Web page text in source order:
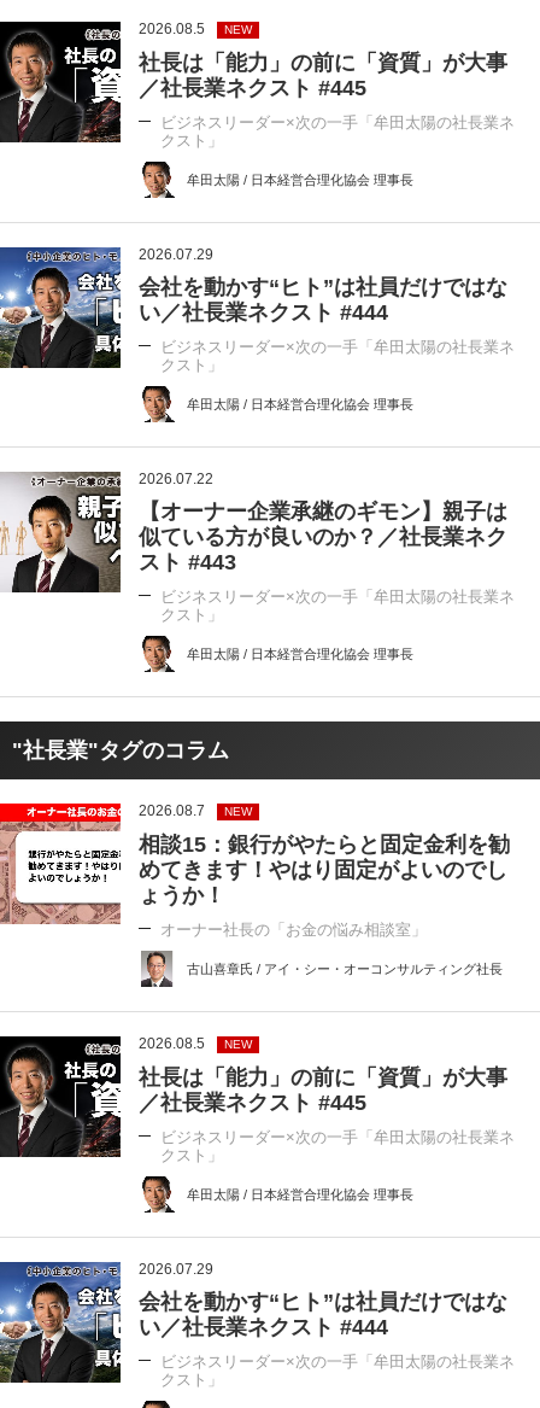
2026.08.5 NEW
社長は「能力」の前に「資質」が大事
／社長業ネクスト #445
ビジネスリーダー×次の一手「牟田太陽の社長業ネ
クスト」
牟田太陽 / 日本経営合理化協会 理事長
2026.07.29
会社を動かす“ヒト”は社員だけではな
い／社長業ネクスト #444
ビジネスリーダー×次の一手「牟田太陽の社長業ネ
クスト」
牟田太陽 / 日本経営合理化協会 理事長
2026.07.22
【オーナー企業承継のギモン】親子は
似ている方が良いのか？／社長業ネク
スト #443
ビジネスリーダー×次の一手「牟田太陽の社長業ネ
クスト」
牟田太陽 / 日本経営合理化協会 理事長
"社長業"タグのコラム
2026.08.7 NEW
相談15：銀行がやたらと固定金利を勧
めてきます！やはり固定がよいのでし
ょうか！
オーナー社長の「お金の悩み相談室」
古山喜章氏 / アイ・シー・オーコンサルティング社長
2026.08.5 NEW
社長は「能力」の前に「資質」が大事
／社長業ネクスト #445
ビジネスリーダー×次の一手「牟田太陽の社長業ネ
クスト」
牟田太陽 / 日本経営合理化協会 理事長
2026.07.29
会社を動かす“ヒト”は社員だけではな
い／社長業ネクスト #444
ビジネスリーダー×次の一手「牟田太陽の社長業ネ
クスト」